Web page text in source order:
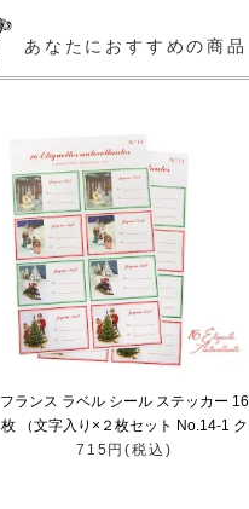
あなたにおすすめの商品
フランス ラベル シール ステッカー 16
枚 （文字入り×２枚セット No.14-1 ク
リスマス ソリ 森 ランタン クリスマス
715円(税込)